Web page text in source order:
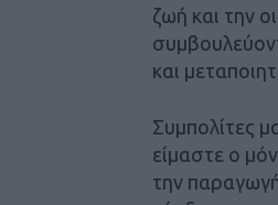
ζωή και την
και
Συμπολίτες
είμαστε ο
την